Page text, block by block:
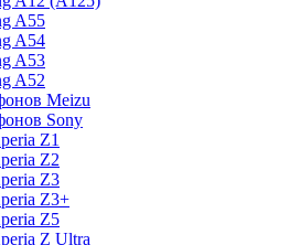
A55
A54
A53
A52
Meizu
Sony
Z1
Z2
Z3
Z3+
Z5
Z Ultra